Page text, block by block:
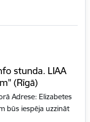
stunda. LIAA
(Rīgā)
Adrese: Elizabetes
būs iespēja uzzināt